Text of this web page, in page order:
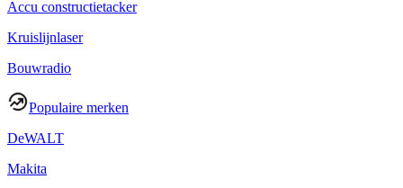
Accu constructietacker
Kruislijnlaser
Bouwradio
Populaire merken
DeWALT
Makita